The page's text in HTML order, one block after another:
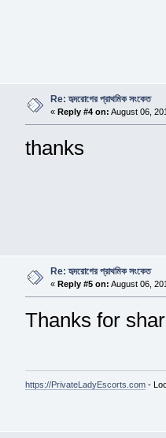
Re: হৃদরোগের প্রাথমিক সংকেত
« Reply #4 on: August 06,
thanks
Re: হৃদরোগের প্রাথমিক সংকেত
« Reply #5 on: August 06,
Thanks for
https://PrivateLadyEscorts.com-